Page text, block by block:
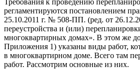
регламентируются постановлением
25.10.2011 г. № 508-ПП. (ред. от
переустройства и (или)
многоквартирных домах». В этом же
Приложения 1) указаны виды работ,
в многоквартирном доме. Всего там
работ. Рассмотрим основные из них.